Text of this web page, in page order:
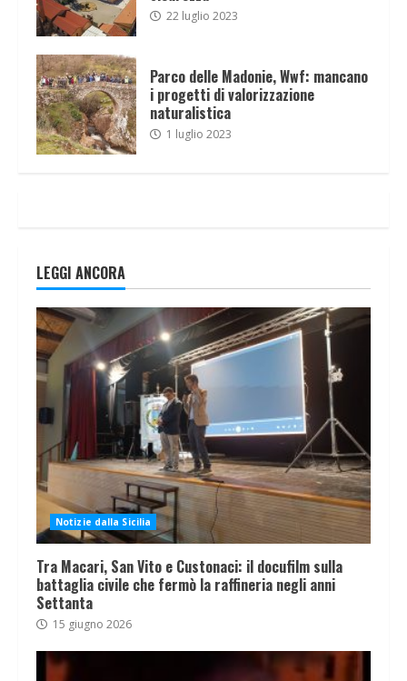
22 luglio 2023
Parco delle Madonie, Wwf: mancano
i progetti di valorizzazione
naturalistica
1 luglio 2023
LEGGI ANCORA
Notizie dalla Sicilia
Tra Macari, San Vito e Custonaci: il docufilm sulla
battaglia civile che fermò la raffineria negli anni
Settanta
15 giugno 2026